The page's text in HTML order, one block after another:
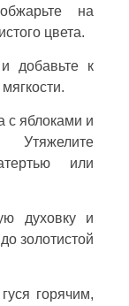
на
цвета.
добавьте к
с яблоками и
Утяжелите
или
духовку и
золотистой
горячим,